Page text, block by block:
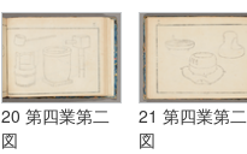
20 第四業第二
図
21 第四業第二
図